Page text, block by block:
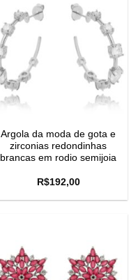
Argola da moda de gota e
zirconias redondinhas
brancas em rodio semijoia
R$192,00